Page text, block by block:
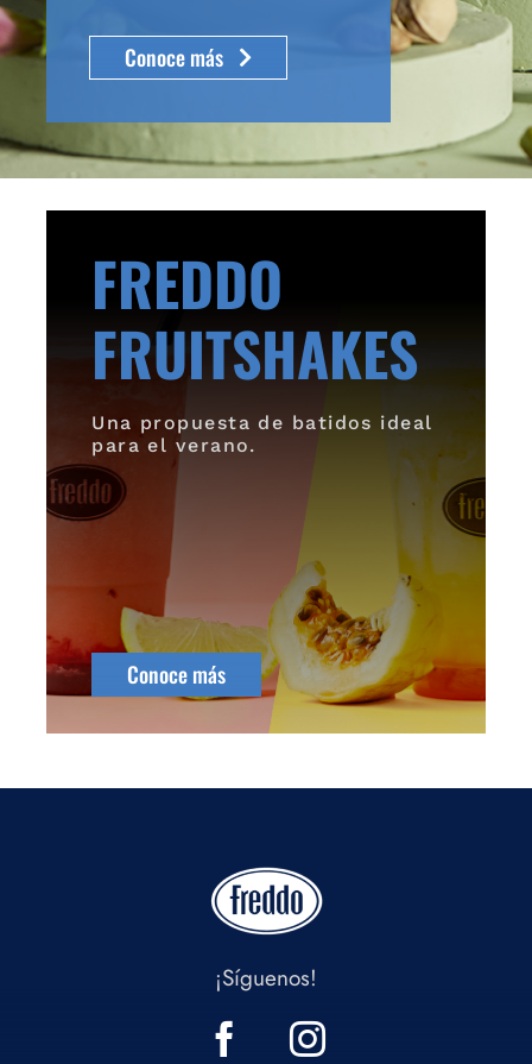
Conoce más
FREDDO
FRUITSHAKES
Una propuesta de batidos ideal
para el verano.
Conoce más
¡Síguenos!